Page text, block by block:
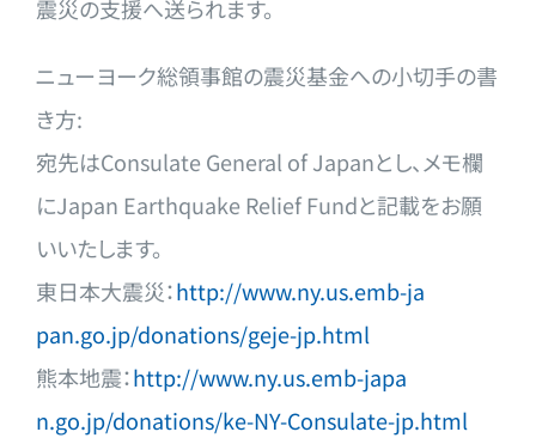
震災の支援へ送られます。
ニューヨーク総領事館の震災基金への小切手の書
き方:
宛先はConsulate General of Japanとし、メモ欄
にJapan Earthquake Relief Fundと記載をお願
いいたします。
東日本大震災：http://www.ny.us.emb-ja
pan.go.jp/donations/geje-jp.html
熊本地震：http://www.ny.us.emb-japa
n.go.jp/donations/ke-NY-Consulate-jp.html